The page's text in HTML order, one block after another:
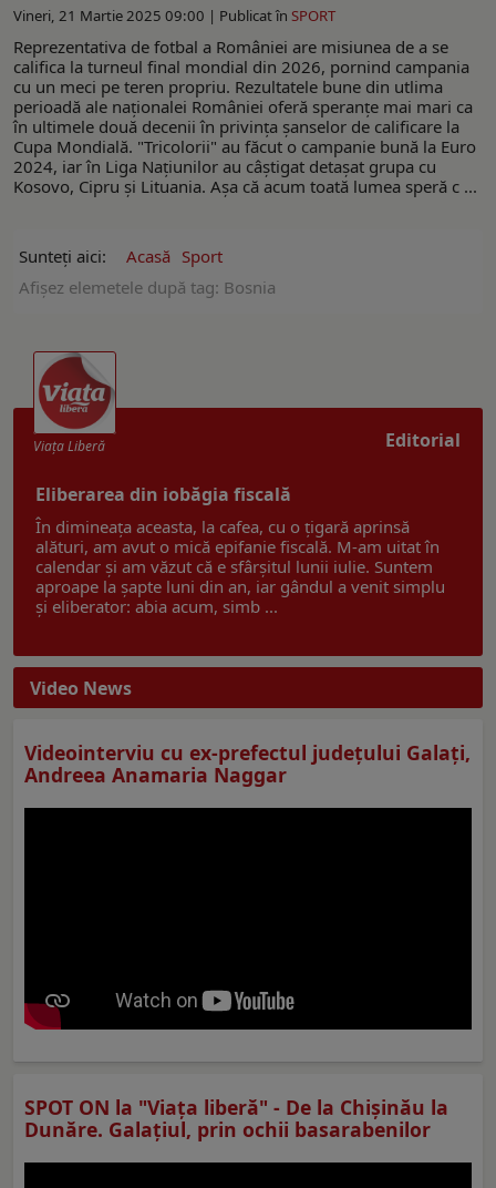
Vineri, 21 Martie 2025 09:00 | Publicat în SPORT
Reprezentativa de fotbal a României are misiunea de a se
califica la turneul final mondial din 2026, pornind campania
cu un meci pe teren propriu. Rezultatele bune din utlima
perioadă ale naționalei României oferă speranțe mai mari ca
în ultimele două decenii în privinţa șanselor de calificare la
Cupa Mondială. "Tricolorii" au făcut o campanie bună la Euro
2024, iar în Liga Națiunilor au câștigat detașat grupa cu
Kosovo, Cipru și Lituania. Așa că acum toată lumea speră c ...
Sunteți aici: Acasă Sport
Afişez elemetele după tag: Bosnia
Editorial
Viaţa Liberă
Eliberarea din iobăgia fiscală
În dimineața aceasta, la cafea, cu o țigară aprinsă
alături, am avut o mică epifanie fiscală. M-am uitat în
calendar și am văzut că e sfârșitul lunii iulie. Suntem
aproape la șapte luni din an, iar gândul a venit simplu
și eliberator: abia acum, simb ...
Video News
Videointerviu cu ex-prefectul judeţului Galaţi,
Andreea Anamaria Naggar
SPOT ON la "Viaţa liberă" - De la Chișinău la
Dunăre. Galațiul, prin ochii basarabenilor